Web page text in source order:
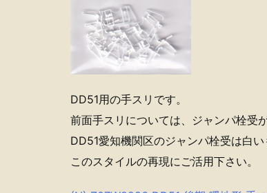
DD51用の手スリです。
前面手スリについては、ジャンパ栓受
DD51愛知機関区のジャンパ栓受は白い
このスタイルの再現にご活用下さい。